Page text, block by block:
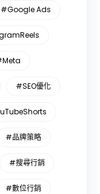
#Google Ads
#SEO優化
#品牌策略
#搜尋行銷
#數位行銷